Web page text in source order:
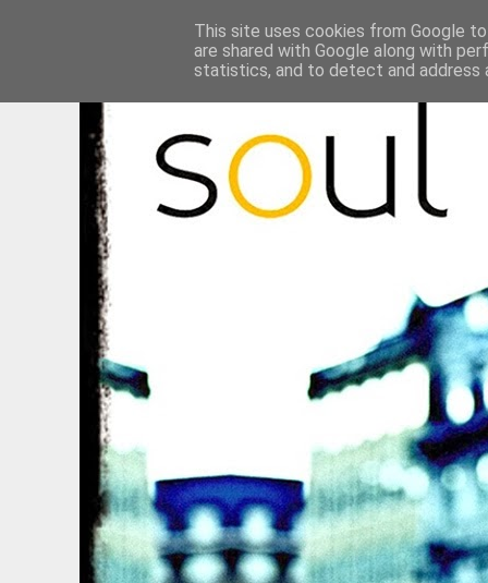
This site uses cookies from Google
are shared with Google along with
statistics, and to detect and address